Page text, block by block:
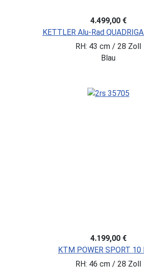
4.499,00 €
KETTLER Alu-Rad
RH: 43 cm / 28 Zoll
Blau
4.199,00 €
KTM POWER SPORT 10
RH: 46 cm / 28 Zoll